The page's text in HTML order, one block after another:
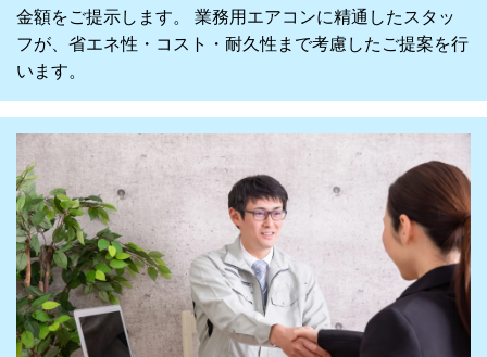
金額をご提示します。 業務用エアコンに精通したスタッ
フが、省エネ性・コスト・耐久性まで考慮したご提案を行
います。